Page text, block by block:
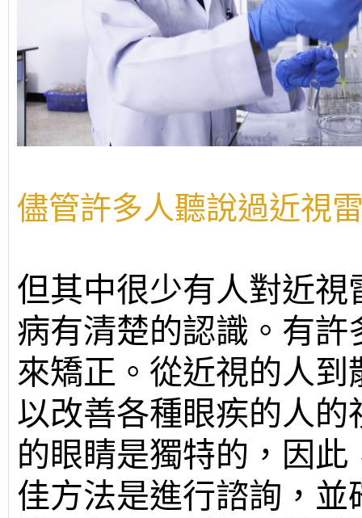
儘管許多人聽說過近視
但其中很少有人對近
病有清楚的認識。有
來矯正。從近視的人
以改善各種眼疾的人
的眼睛是獨特的，因
佳方法是進行諮詢，